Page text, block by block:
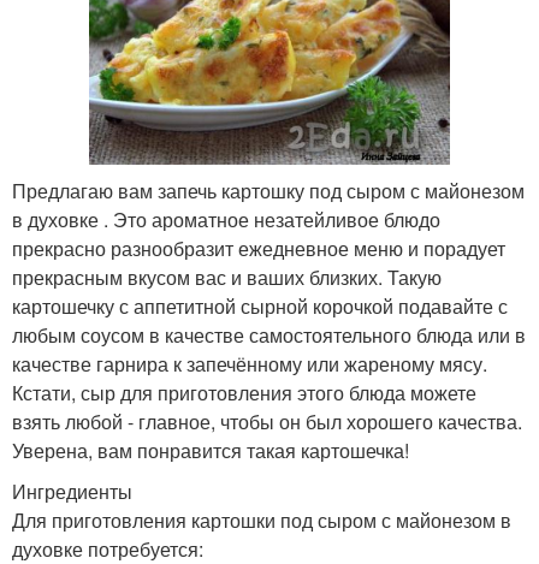
Предлагаю вам запечь картошку под сыром с майонезом
в духовке . Это ароматное незатейливое блюдо
прекрасно разнообразит ежедневное меню и порадует
прекрасным вкусом вас и ваших близких. Такую
картошечку с аппетитной сырной корочкой подавайте с
любым соусом в качестве самостоятельного блюда или в
качестве гарнира к запечённому или жареному мясу.
Кстати, сыр для приготовления этого блюда можете
взять любой - главное, чтобы он был хорошего качества.
Уверена, вам понравится такая картошечка!
Ингредиенты
Для приготовления картошки под сыром с майонезом в
духовке потребуется: